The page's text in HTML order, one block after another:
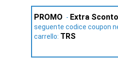
PROMO - Extra
seguente codice coupon
carrello: TRS